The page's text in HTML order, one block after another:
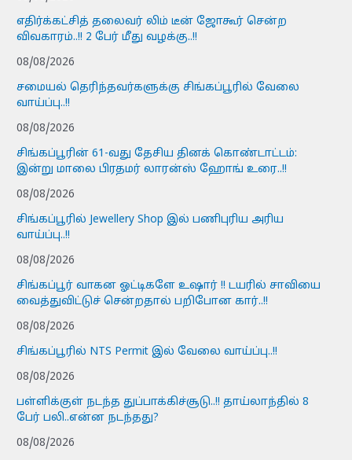
எதிர்க்கட்சித் தலைவர் லிம் டீன் ஜோகூர் சென்ற
விவகாரம்..!! 2 பேர் மீது வழக்கு..!!
08/08/2026
சமையல் தெரிந்தவர்களுக்கு சிங்கப்பூரில் வேலை
வாய்ப்பு..!!
08/08/2026
சிங்கப்பூரின் 61-வது தேசிய தினக் கொண்டாட்டம்:
இன்று மாலை பிரதமர் லாரன்ஸ் ஹோங் உரை..!!
08/08/2026
சிங்கப்பூரில் Jewellery Shop இல் பணிபுரிய அரிய
வாய்ப்பு..!!
08/08/2026
சிங்கப்பூர் வாகன ஓட்டிகளே உஷார் !! டயரில் சாவியை
வைத்துவிட்டுச் சென்றதால் பறிபோன கார்..!!
08/08/2026
சிங்கப்பூரில் NTS Permit இல் வேலை வாய்ப்பு..!!
08/08/2026
பள்ளிக்குள் நடந்த துப்பாக்கிச்சூடு..!! தாய்லாந்தில் 8
பேர் பலி..என்ன நடந்தது?
08/08/2026